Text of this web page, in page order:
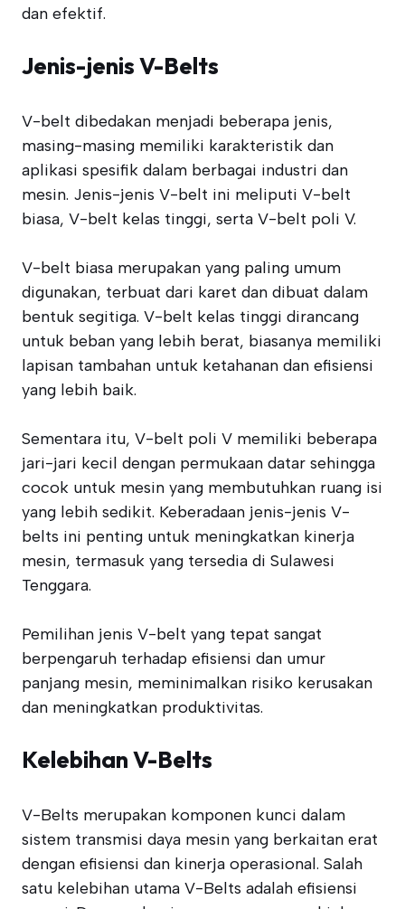
dan efektif.
Jenis-jenis V-Belts
V-belt dibedakan menjadi beberapa jenis,
masing-masing memiliki karakteristik dan
aplikasi spesifik dalam berbagai industri dan
mesin. Jenis-jenis V-belt ini meliputi V-belt
biasa, V-belt kelas tinggi, serta V-belt poli V.
V-belt biasa merupakan yang paling umum
digunakan, terbuat dari karet dan dibuat dalam
bentuk segitiga. V-belt kelas tinggi dirancang
untuk beban yang lebih berat, biasanya memiliki
lapisan tambahan untuk ketahanan dan efisiensi
yang lebih baik.
Sementara itu, V-belt poli V memiliki beberapa
jari-jari kecil dengan permukaan datar sehingga
cocok untuk mesin yang membutuhkan ruang isi
yang lebih sedikit. Keberadaan jenis-jenis V-
belts ini penting untuk meningkatkan kinerja
mesin, termasuk yang tersedia di Sulawesi
Tenggara.
Pemilihan jenis V-belt yang tepat sangat
berpengaruh terhadap efisiensi dan umur
panjang mesin, meminimalkan risiko kerusakan
dan meningkatkan produktivitas.
Kelebihan V-Belts
V-Belts merupakan komponen kunci dalam
sistem transmisi daya mesin yang berkaitan erat
dengan efisiensi dan kinerja operasional. Salah
satu kelebihan utama V-Belts adalah efisiensi